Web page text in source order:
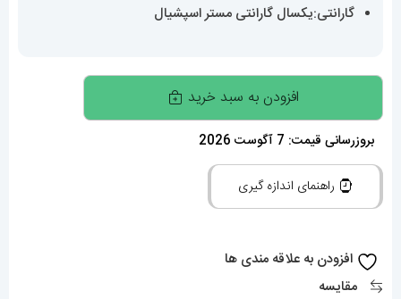
گارانتی:یکسال گارانتی مستر اسپشیال
ساعت
مچی
مردانه
هابلوت
کرنوگراف
HUBLOT
BIG
افزودن به سبد خرید
بروزرسانی قیمت: 7 آگوست 2026
راهنمای اندازه گیری
افزودن به علاقه مندی ها
مقایسه